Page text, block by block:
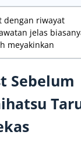
dengan riwayat
jelas
meyakinkan
Sebelum